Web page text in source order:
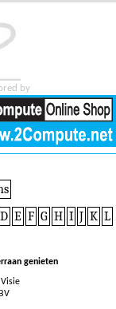
by
D E F G H I J K L
genieten